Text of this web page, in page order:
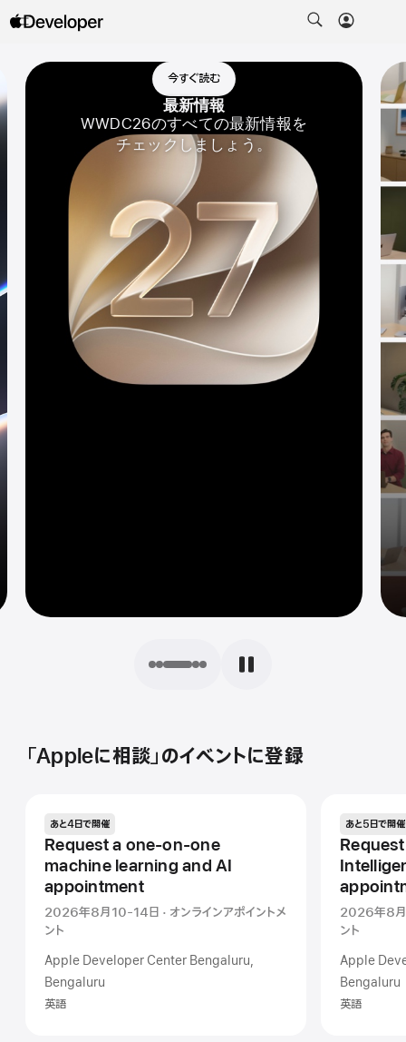
今すぐ読む
最新情報
WWDC26のすべての最新情報 を
チェック しましょう。
Xcode 27 beta
WWDC Recaps
最新情報 100本以上のセッション検索
「Appleに相談」のイベントに登録
あと4日で開催
Request a one-on-one
machine learning and AI
appointment
2026年8月10-14日 · オンラインアポイントメ
ント
Apple Developer Center Bengaluru,
Bengaluru
英語
あと5日で開催
2026年8月
ント
Apple
Bengaluru
英語